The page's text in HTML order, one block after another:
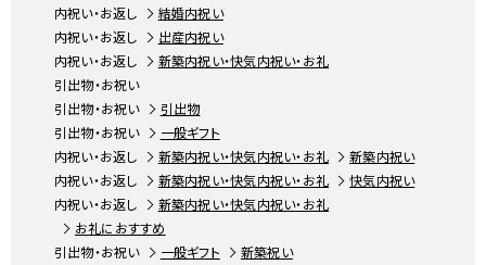
内祝い・お返し
結婚内祝い
内祝い・お返し
出産内祝い
内祝い・お返し
新築内祝い・快気内祝い・お礼
引出物・お祝い
引出物・お祝い
引出物
引出物・お祝い
一般ギフト
内祝い・お返し
新築内祝い・快気内祝い・お礼
新築内祝い
内祝い・お返し
新築内祝い・快気内祝い・お礼
快気内祝い
内祝い・お返し
新築内祝い・快気内祝い・お礼
お礼におすすめ
引出物・お祝い
一般ギフト
新築祝い